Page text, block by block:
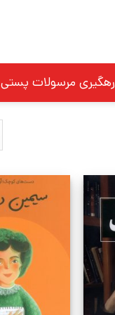
رهگیری مرسولات پستی